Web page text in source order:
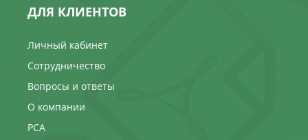
ДЛЯ КЛИЕНТОВ
Личный кабинет
Сотрудничество
Вопросы и ответы
О компании
РСА